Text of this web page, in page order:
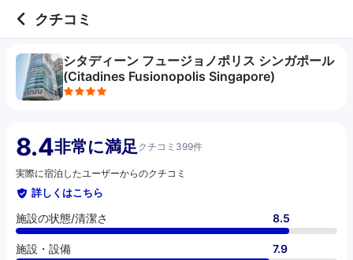
クチコミ
シタディーン フュージョノポリス シンガポール
(Citadines Fusionopolis Singapore)
8.4非常に満足 クチコミ399件
実際に宿泊したユーザーからのクチコミ
詳しくはこちら
施設の状態/清潔さ 8.5
施設・設備 7.9